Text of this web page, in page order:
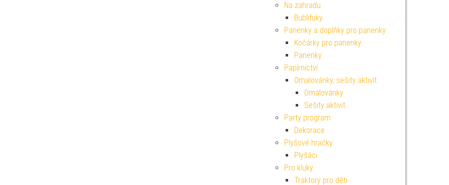
Na zahradu
Bublifuky
Panenky a doplňky pro panenky
Kočárky pro panenky
Panenky
Papírnictví
Omalovánky, sešity aktivit
Omalovánky
Sešity aktivit
Party program
Dekorace
Plyšové hračky
Plyšáci
Pro kluky
Traktory pro děti